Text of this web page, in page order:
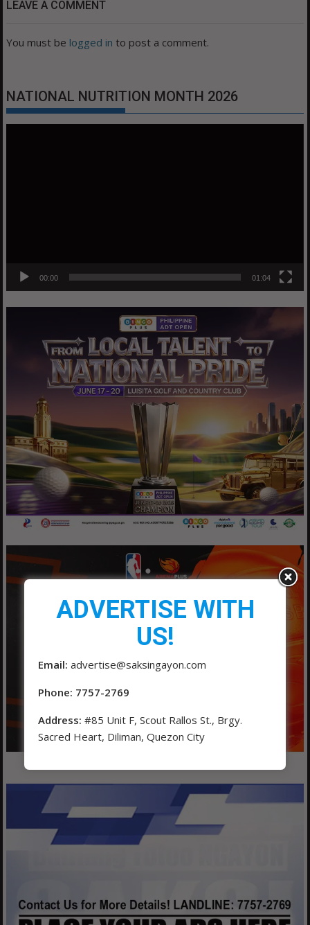
LEAVE A COMMENT
You must be logged in to post a comment.
NATIONAL NUTRITION MONTH 2026
00:00 01:04
ADVERTISE WITH
US!
Email: advertise@saksingayon.com
Phone: 7757-2769
Address: #85 Unit F, Scout Rallos St., Brgy.
Sacred Heart, Diliman, Quezon City